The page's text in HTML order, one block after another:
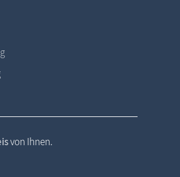
von Ihnen.